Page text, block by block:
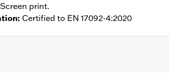
Screen print.
: Certified to EN 17092-4:2020